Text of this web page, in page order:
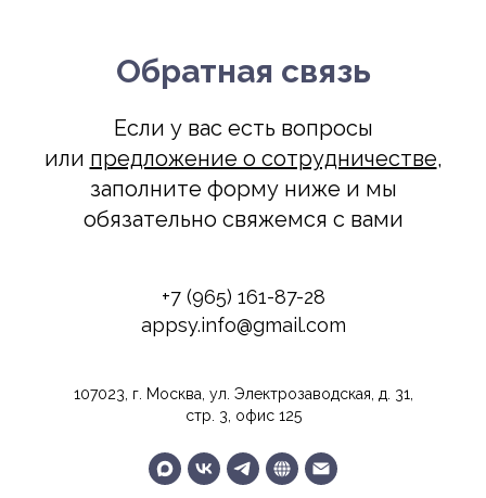
Обратная связь
Если у вас есть вопросы
или предложение о сотрудничестве,
заполните форму ниже и мы
обязательно свяжемся с вами
+7 (965) 161-87-28
appsy.info@gmail.com
107023, г. Москва, ул. Электрозаводская, д. 31,
стр. 3, офис 125